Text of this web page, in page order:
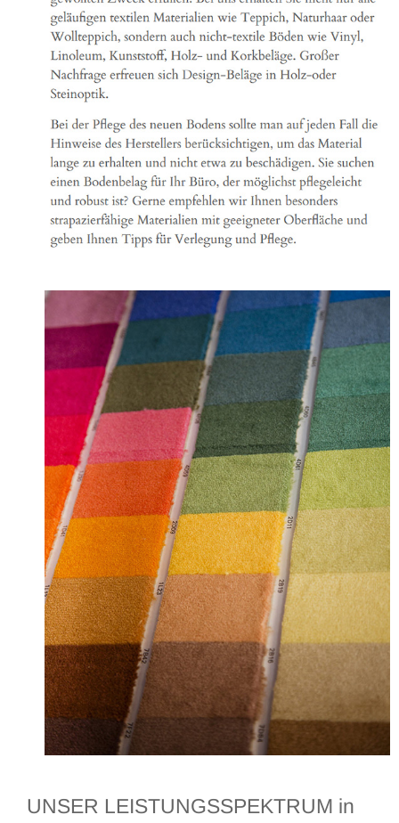
UNSER LEISTUNGSSPEKTRUM in